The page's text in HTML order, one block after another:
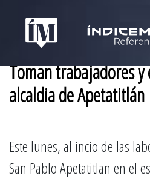
Toman trabajadores
alcaldia de Apetatitlán
Este lunes, al incio de las
San Pablo Apetatitlan en el